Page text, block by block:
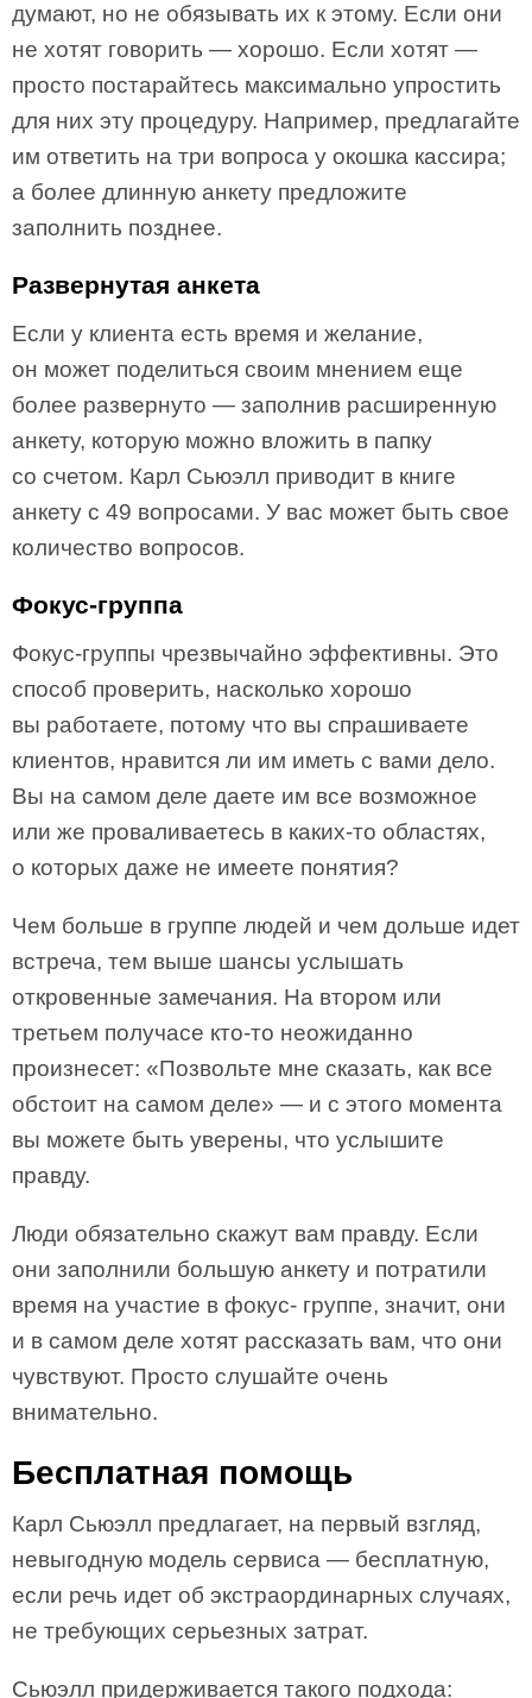
думают, но не обязывать их к этому. Если они
не хотят говорить — хорошо. Если хотят —
просто постарайтесь максимально упростить
для них эту процедуру. Например, предлагайте
им ответить на три вопроса у окошка кассира;
а более длинную анкету предложите
заполнить позднее.
Развернутая анкета
Если у клиента есть время и желание,
он может поделиться своим мнением еще
более развернуто — заполнив расширенную
анкету, которую можно вложить в папку
со счетом. Карл Сьюэлл приводит в книге
анкету с 49 вопросами. У вас может быть свое
количество вопросов.
Фокус-группа
Фокус-группы чрезвычайно эффективны. Это
способ проверить, насколько хорошо
вы работаете, потому что вы спрашиваете
клиентов, нравится ли им иметь с вами дело.
Вы на самом деле даете им все возможное
или же проваливаетесь в каких-то областях,
о которых даже не имеете понятия?
Чем больше в группе людей и чем дольше идет
встреча, тем выше шансы услышать
откровенные замечания. На втором или
третьем получасе кто-то неожиданно
произнесет: «Позвольте мне сказать, как все
обстоит на самом деле» — и с этого момента
вы можете быть уверены, что услышите
правду.
Люди обязательно скажут вам правду. Если
они заполнили большую анкету и потратили
время на участие в фокус- группе, значит, они
и в самом деле хотят рассказать вам, что они
чувствуют. Просто слушайте очень
внимательно.
Бесплатная помощь
Карл Сьюэлл предлагает, на первый взгляд,
невыгодную модель сервиса — бесплатную,
если речь идет об экстраординарных случаях,
не требующих серьезных затрат.
Сьюэлл придерживается такого подхода: